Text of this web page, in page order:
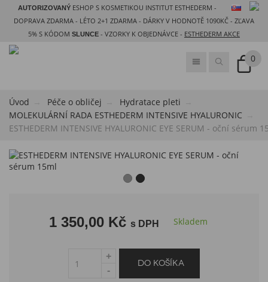
AUTORIZOVANÝ ESHOP S KOSMETIKOU INSTITUT ESTHEDERM -
DOPRAVA ZDARMA - LÉTO 2+1 ZDARMA - DÁRKY V HODNOTĚ 1090KČ - ZĽAVA
5% S KÓDOM SLUNCE - VZORKY K OBJEDNÁVCE - ESTHEDERM AKCE
0
Úvod Péče o obličej
​Hydratace pleti
MOLEKULÁRNÍ RADA ​ESTHEDERM INTENSIVE HYALURONIC
ESTHEDERM INTENSIVE HYALURONIC EYE SERUM - oční sérum
1 350,00 Kč s DPH Skladem